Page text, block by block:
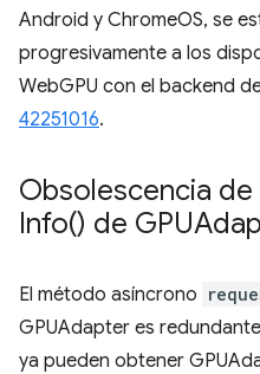
Android y ChromeOS, se
progresivamente a los
WebGPU con el backend
42251016.
Obsolescencia de
Info() de
El método asíncrono
GPUAdapter es
ya pueden obtener